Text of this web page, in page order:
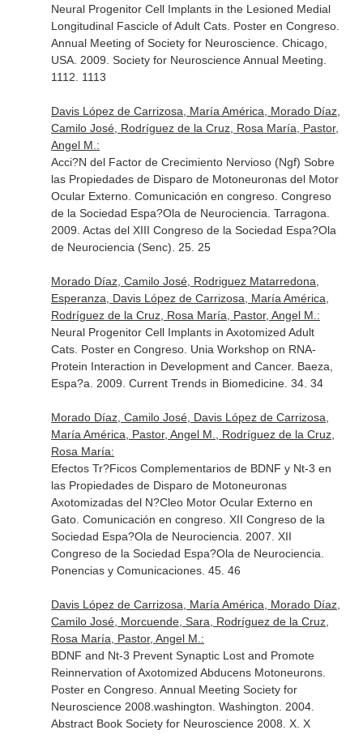
Neural Progenitor Cell Implants in the Lesioned Medial
Longitudinal Fascicle of Adult Cats. Poster en Congreso.
Annual Meeting of Society for Neuroscience. Chicago,
USA. 2009. Society for Neuroscience Annual Meeting.
1112. 1113
Davis López de Carrizosa, María América, Morado Díaz,
Camilo José, Rodríguez de la Cruz, Rosa María, Pastor,
Angel M.:
Acci?N del Factor de Crecimiento Nervioso (Ngf) Sobre
las Propiedades de Disparo de Motoneuronas del Motor
Ocular Externo. Comunicación en congreso. Congreso
de la Sociedad Espa?Ola de Neurociencia. Tarragona.
2009. Actas del XIII Congreso de la Sociedad Espa?Ola
de Neurociencia (Senc). 25. 25
Morado Díaz, Camilo José, Rodriguez Matarredona,
Esperanza, Davis López de Carrizosa, María América,
Rodríguez de la Cruz, Rosa María, Pastor, Angel M.:
Neural Progenitor Cell Implants in Axotomized Adult
Cats. Poster en Congreso. Unia Workshop on RNA-
Protein Interaction in Development and Cancer. Baeza,
Espa?a. 2009. Current Trends in Biomedicine. 34. 34
Morado Díaz, Camilo José, Davis López de Carrizosa,
María América, Pastor, Angel M., Rodríguez de la Cruz,
Rosa María:
Efectos Tr?Ficos Complementarios de BDNF y Nt-3 en
las Propiedades de Disparo de Motoneuronas
Axotomizadas del N?Cleo Motor Ocular Externo en
Gato. Comunicación en congreso. XII Congreso de la
Sociedad Espa?Ola de Neurociencia. 2007. XII
Congreso de la Sociedad Espa?Ola de Neurociencia.
Ponencias y Comunicaciones. 45. 46
Davis López de Carrizosa, María América, Morado Díaz,
Camilo José, Morcuende, Sara, Rodríguez de la Cruz,
Rosa María, Pastor, Angel M.:
BDNF and Nt-3 Prevent Synaptic Lost and Promote
Reinnervation of Axotomized Abducens Motoneurons.
Poster en Congreso. Annual Meeting Society for
Neuroscience 2008.washington. Washington. 2004.
Abstract Book Society for Neuroscience 2008. X. X